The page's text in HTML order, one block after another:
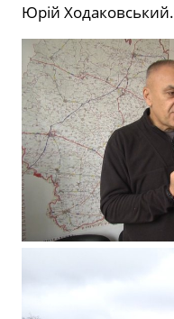
Юрій Ходаковський.